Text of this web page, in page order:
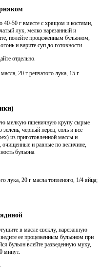
40-50 г вместе с хрящом и костями,
лук, мелко нарезанный и
полейте процеженным бульоном,
и варите суп до готовности.
отдельно.
20 г репчатого лука, 15 г
мелкую пшеничную крупу сырые
черный перец, соль и все
из приготовленной массы и
очищенные и равные по величине,
бульона.
лука, 20 г масла топленого, 1/4 яйца;
в масле свеклу, нарезанную
ее процеженным бульоном при
бульон влейте разведенную муку,
минут.